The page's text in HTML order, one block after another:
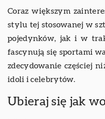
Coraz większym
stylu tej stosowanej w
pojedynków, jak i w
fascynują się sportami
zdecydowanie częściej
idoli i celebrytów.
Ubieraj się jak